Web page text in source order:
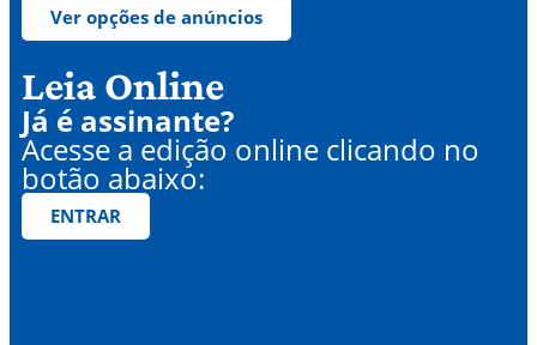
Ver opções de anúncios
Leia Online
Já é assinante?
Acesse a edição online clicando no
botão abaixo:
ENTRAR